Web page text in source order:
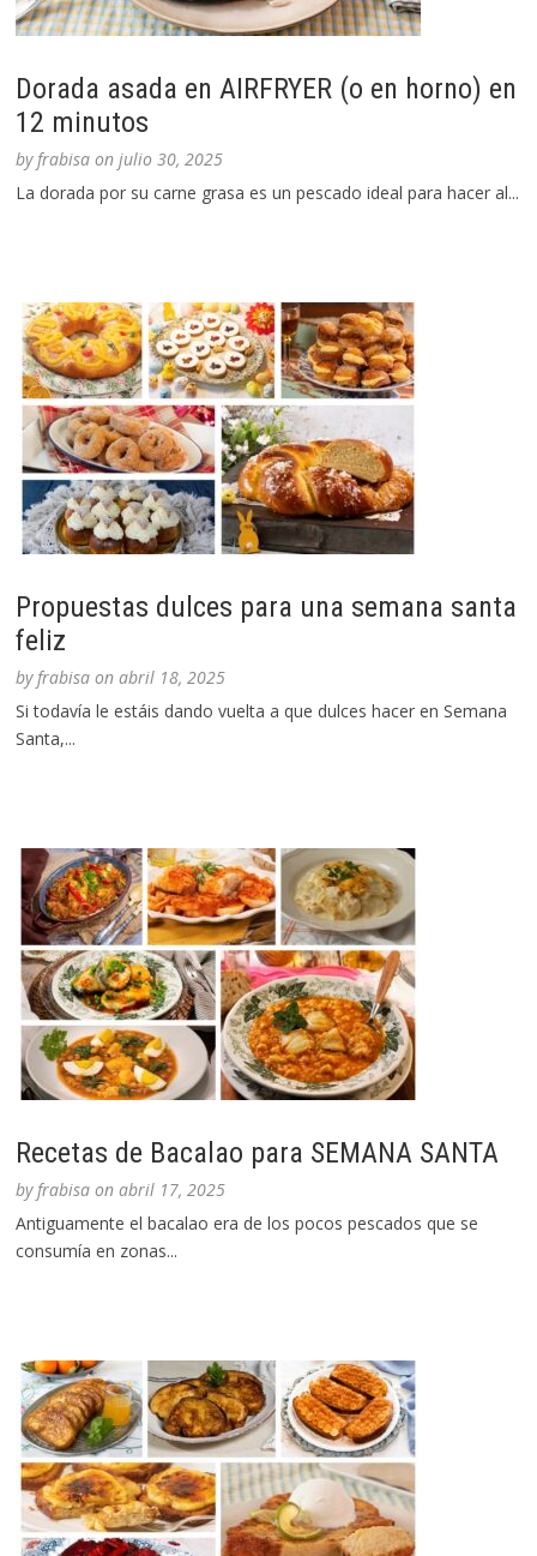
Dorada asada en AIRFRYER (o en horno) en
12 minutos
byfrabisa onjulio 30, 2025
La dorada por su carne grasa es un pescado ideal para hacer al...
Propuestas dulces para una semana santa
feliz
byfrabisa onabril 18, 2025
Si todavía le estáis dando vuelta a que dulces hacer en Semana
Santa,...
Recetas de Bacalao para SEMANA SANTA
byfrabisa onabril 17, 2025
Antiguamente el bacalao era de los pocos pescados que se
consumía en zonas...